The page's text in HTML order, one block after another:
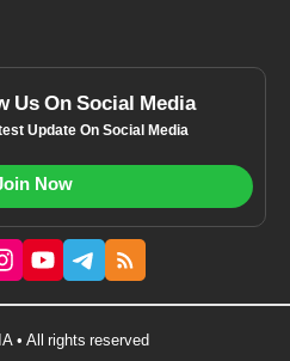
Us On Social Media
Update On Social Media
Now
• All rights reserved